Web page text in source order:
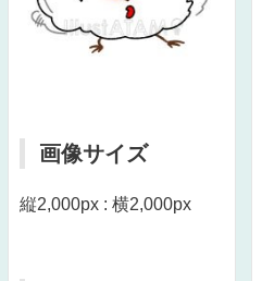
画像サイズ
縦2,000px : 横2,000px